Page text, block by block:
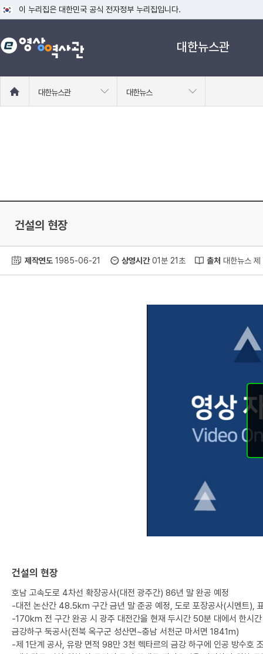
이 누리집은 대한민국 공식 전자정부 누리집입니다.
공식 누리집 주소 확인하기
go.kr 주소를 사용하는 누리집은 대한민국 정부기관이 관리하는 누리집입니
대한뉴스관
로
대한뉴스관 대한뉴스
건설의 현장
제작연도 1985-06-21 상영시간01분 21초 출처 대한뉴스
건설의 현장
호남 고속도로 4차선 확장공사(대전 광주간) 86년 말 완공 예정
-대전 논산간 48.5km 구간 금년 말 준공 예정, 도로 포장공사(시멘트),
-170km 전 구간 완공 시 광주 대전간을 현재 두시간 50분 대에서 한시
금강하구 둑공사(전북 옥구군 성산면~충남 서천군 마서면 1841m)
-제 1단계 공사, 유랑 면적 98만 3천 헥타르의 금강 하구에 인공 방수호